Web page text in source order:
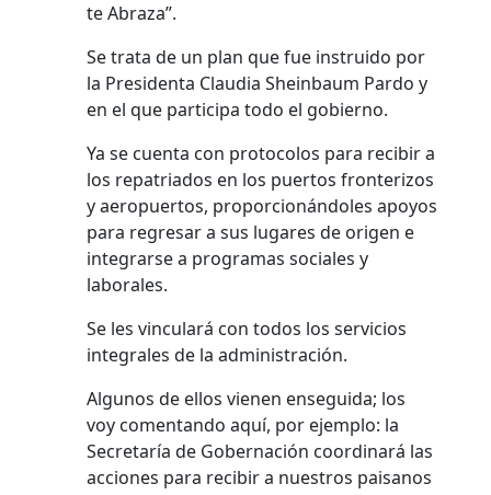
te Abraza”.
Se trata de un plan que fue instruido por
la Presidenta Claudia Sheinbaum Pardo y
en el que participa todo el gobierno.
Ya se cuenta con protocolos para recibir a
los repatriados en los puertos fronterizos
y aeropuertos, proporcionándoles apoyos
para regresar a sus lugares de origen e
integrarse a programas sociales y
laborales.
Se les vinculará con todos los servicios
integrales de la administración.
Algunos de ellos vienen enseguida; los
voy comentando aquí, por ejemplo: la
Secretaría de Gobernación coordinará las
acciones para recibir a nuestros paisanos